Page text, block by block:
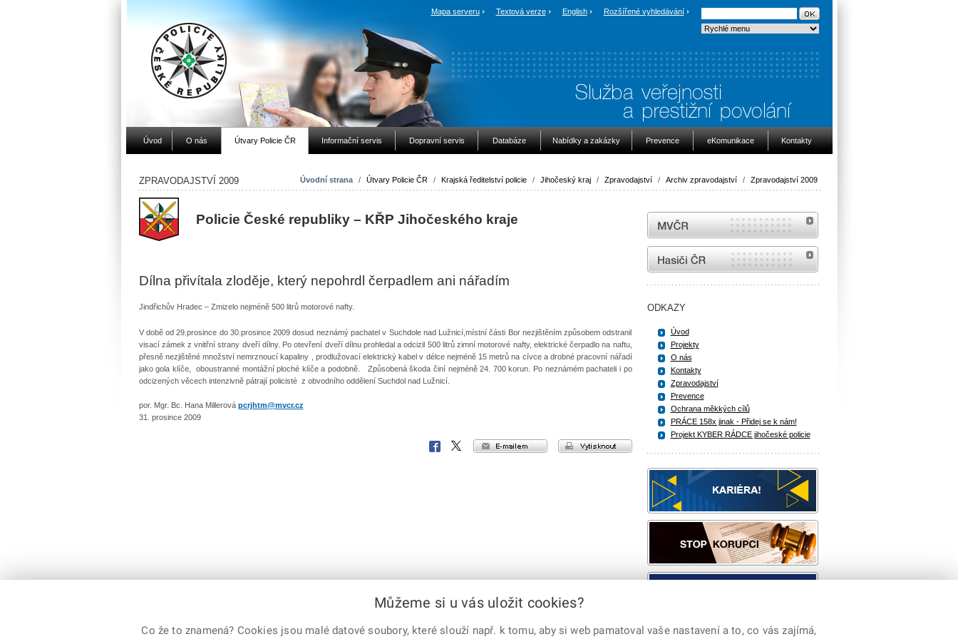
Mapa serveru Textová verze English Rozšířené vyhledávání
Úvod O nás Útvary Policie ČR Informační servis Dopravní servis Databáze Nabídky a zakázky Prevence eKomunikace Kontakty
Úvodní strana / Útvary Policie ČR / Krajská ředitelství policie / Jihočeský kraj / Zpravodajství / Archiv zpravodajství / Zpravodajství 2009
ZPRAVODAJSTVÍ 2009
Policie České republiky – KŘP Jihočeského kraje
Dílna přivítala zloděje, který nepohrdl čerpadlem ani nářadím
Jindřichův Hradec – Zmizelo nejméně 500 litrů motorové nafty.
V době od 29.prosince do 30.prosince 2009 dosud neznámý pachatel v Suchdole nad Lužnicí,místní části Bor nezjištěním způsobem odstranil
visací zámek z vnitřní strany dveří dílny. Po otevření dveří dílnu prohledal a odcizil 500 litrů zimní motorové nafty, elektrické čerpadlo na naftu,
přesně nezjištěné množství nemrznoucí kapaliny , prodlužovací elektrický kabel v délce nejméně 15 metrů na cívce a drobné pracovní nářadí
jako gola klíče, oboustranné montážní ploché klíče a podobně. Způsobená škoda činí nejméně 24. 700 korun. Po neznámém pachateli i po
odcizených věcech intenzivně pátrají policisté z obvodního oddělení Suchdol nad Lužnicí.
por. Mgr. Bc. Hana Millerová pcrjhtm@mvcr.cz
31. prosince 2009
vytisknout
e-mailem
X
Facebook
MVČR
internetové stránky Hasiči ČR
ODKAZY
Úvod
Projekty
O nás
Kontakty
Zpravodajství
Prevence
Ochrana měkkých cílů
PRÁCE 158x jinak - Přidej se k nám!
Projekt KYBER RÁDCE jihočeské policie
Můžeme si u vás uložit cookies?
Co že to znamená? Cookies jsou malé datové soubory, které slouží např. k tomu, aby si web pamatoval vaše nastavení a to, co vás zajímá,